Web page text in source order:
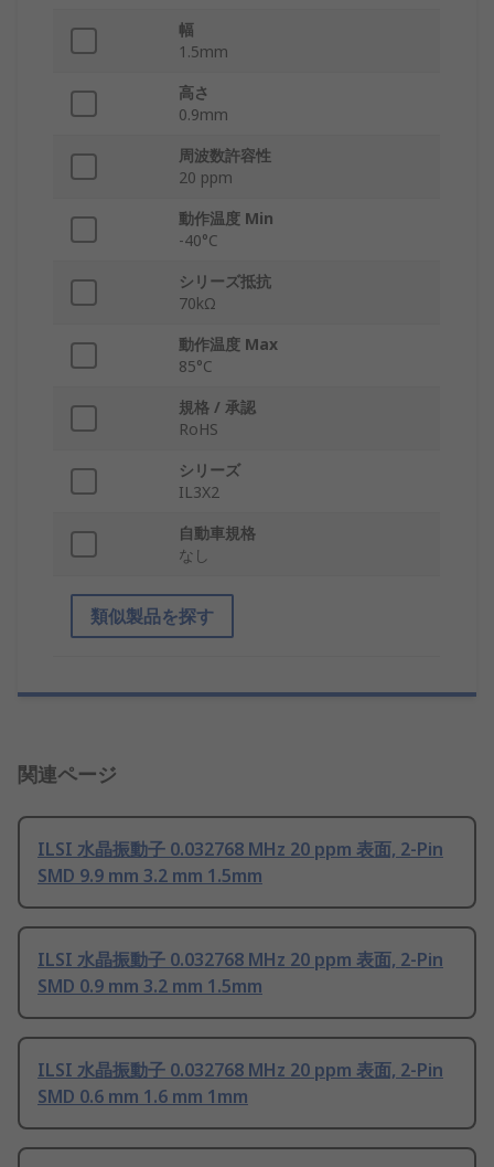
幅
1.5mm
高さ
0.9mm
周波数許容性
20 ppm
動作温度 Min
-40°C
シリーズ抵抗
70kΩ
動作温度 Max
85°C
規格 / 承認
RoHS
シリーズ
IL3X2
自動車規格
なし
類似製品を探す
関連ページ
ILSI 水晶振動子 0.032768 MHz 20 ppm 表面, 2-Pin
SMD 9.9 mm 3.2 mm 1.5mm
ILSI 水晶振動子 0.032768 MHz 20 ppm 表面, 2-Pin
SMD 0.9 mm 3.2 mm 1.5mm
ILSI 水晶振動子 0.032768 MHz 20 ppm 表面, 2-Pin
SMD 0.6 mm 1.6 mm 1mm